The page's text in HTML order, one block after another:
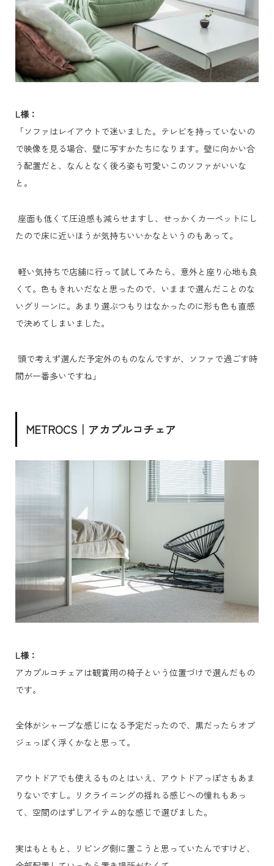
L様：
「ソファはレイアウトで迷いました。テレビを持っていないの
で映像を見る場合、壁に写すかたちになります。壁に向かい合
う配置だと、なんとなく後ろ姿も可愛いこのソファがいいな
と。
座面も低くて圧迫感も減らせますし、せっかくカーペットにし
たので床に近いほうが気持ちいいかなというのもあって。
軽い気持ちで店舗に行って試してみたら、意外と座り心地も良
くて。色もきれいだなと思ったので、いままで選んだことのな
いグリーンに。あまり選ぶつもりはなかったのに形も色も直感
で決めてしまいました。
頭で考えず選んだ予定外のものなんですが、ソファで過ごす時
間が一番多いですね」
METROCS｜アカプルコチェア
L様：
アカプルコチェアは観賞用の椅子という位置づけで選んだもの
です。
全体がシャープな感じになる予定だったので、黒だったらオブ
ジェっぽく浮くかなと思って。
アウトドアでも使えるものとはいえ、アウトドアっぽさもあま
りないですし。リクライニングの揺れる感じへの憧れもあっ
て、空間のはずしアイテム的な感じで選びました。
実はもともと、リビング側に置こうと思っていたんですけど、